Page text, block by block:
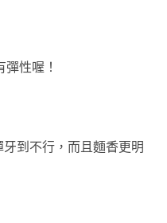
性喔！
到不行，而且麵香更明